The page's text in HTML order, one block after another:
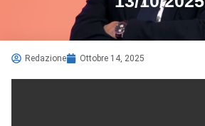
Redazione Ottobre 14, 2025